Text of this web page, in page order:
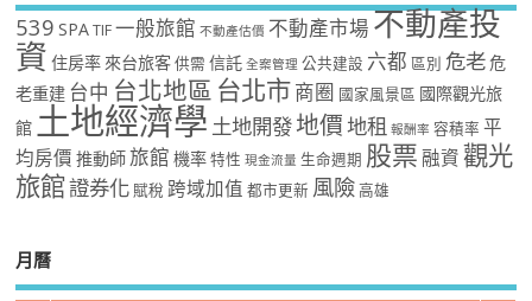
539 SPA TIF 一般旅館 不動產估價 不動產市場不動產投
資 住房率 來台旅客 供需 信託 全案管理 公共建設 六都 區別 危老危
老重建 台中 台北地區 台北市商圈 國家風景區 國際觀光旅
館 土地經濟學 土地開發地價地租 報酬率 容積率 平
均房價 推動師旅館 機率 特性 現金流量 生命週期 股票 融資 觀光
旅館證券化 賦稅 跨域加值 都市更新 風險 高雄
月曆